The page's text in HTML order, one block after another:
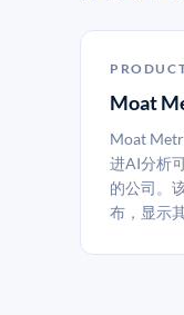
Moat
Moat
进AI分析
的公司。
布，显示